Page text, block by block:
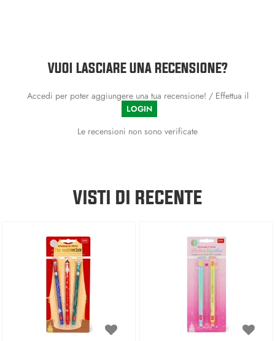
VUOI LASCIARE UNA RECENSIONE?
Accedi per poter aggiungere una tua recensione! / Effettua il
LOGIN
Le recensioni non sono verificate
VISTI DI RECENTE